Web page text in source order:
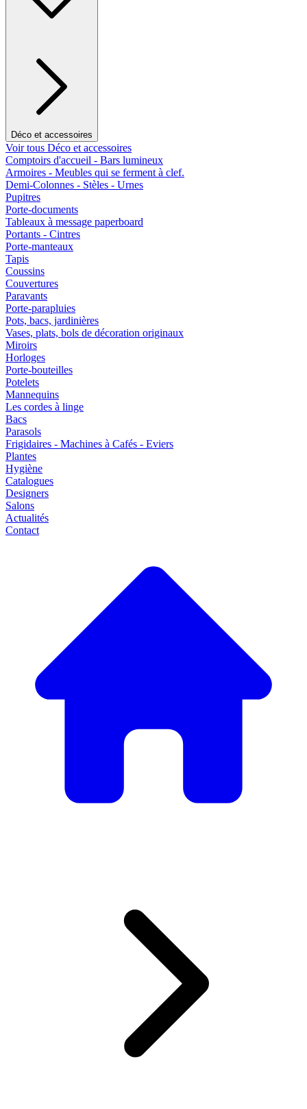
Déco et accessoires
Voir tous Déco et accessoires
Comptoirs d'accueil - Bars lumineux
Armoires - Meubles qui se ferment à clef.
Demi-Colonnes - Stèles - Urnes
Pupitres
Porte-documents
Tableaux à message paperboard
Portants - Cintres
Porte-manteaux
Tapis
Coussins
Couvertures
Paravants
Porte-parapluies
Pots, bacs, jardinières
Vases, plats, bols de décoration originaux
Miroirs
Horloges
Porte-bouteilles
Potelets
Mannequins
Les cordes à linge
Bacs
Parasols
Frigidaires - Machines à Cafés - Eviers
Plantes
Hygiène
Catalogues
Designers
Salons
Actualités
Contact